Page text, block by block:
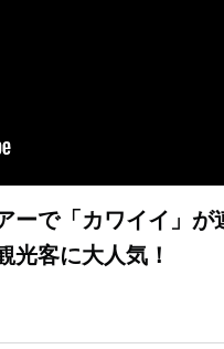
ーで「カワイイ」
光客に大人気！